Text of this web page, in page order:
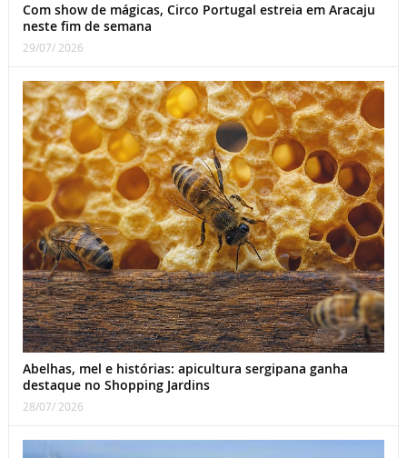
Com show de mágicas, Circo Portugal estreia em Aracaju
neste fim de semana
29/07/ 2026
Abelhas, mel e histórias: apicultura sergipana ganha
destaque no Shopping Jardins
28/07/ 2026